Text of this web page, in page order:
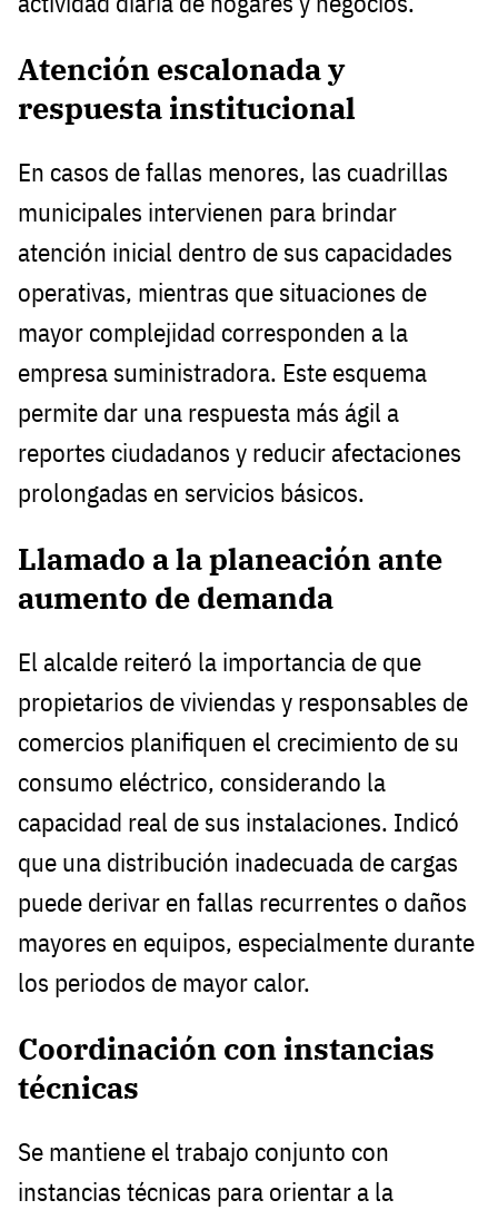
Atención escalonada y
respuesta institucional
En casos de fallas menores, las cuadrillas
municipales intervienen para brindar
atención inicial dentro de sus capacidades
operativas, mientras que situaciones de
mayor complejidad corresponden a la
empresa suministradora. Este esquema
permite dar una respuesta más ágil a
reportes ciudadanos y reducir afectaciones
prolongadas en servicios básicos.
Llamado a la planeación ante
aumento de demanda
El alcalde reiteró la importancia de que
propietarios de viviendas y responsables de
comercios planifiquen el crecimiento de su
consumo eléctrico, considerando la
capacidad real de sus instalaciones. Indicó
que una distribución inadecuada de cargas
puede derivar en fallas recurrentes o daños
mayores en equipos, especialmente durante
los periodos de mayor calor.
Coordinación con instancias
técnicas
Se mantiene el trabajo conjunto con
instancias técnicas para orientar a la